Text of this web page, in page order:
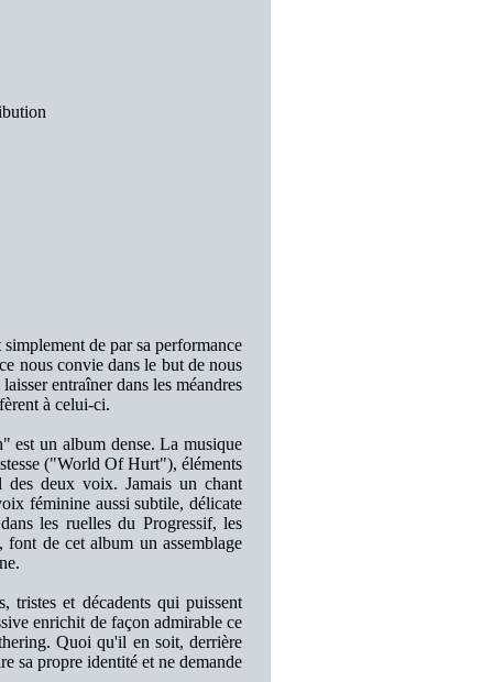
de par sa performance
nous convie dans le but de nous
entraîner dans les méandres
à celui-ci.
est un album dense. La musique
("World Of Hurt"), éléments
des deux voix. Jamais un chant
féminine aussi subtile, délicate
les ruelles du Progressif, les
de cet album un assemblage
tristes et décadents qui puissent
enrichit de façon admirable ce
Quoi qu'il en soit, derrière
sa propre identité et ne demande